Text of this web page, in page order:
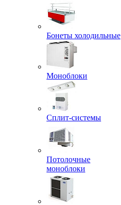
Бонеты холодильные
Моноблоки
Сплит-системы
Потолочные
моноблоки